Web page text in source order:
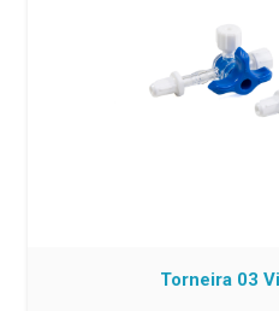
Torneira 03